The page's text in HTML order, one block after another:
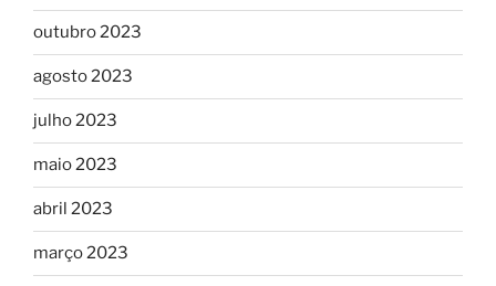
outubro 2023
agosto 2023
julho 2023
maio 2023
abril 2023
março 2023